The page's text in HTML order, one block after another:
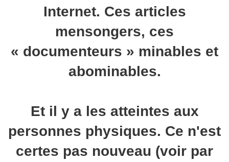
Internet. Ces articles
mensongers, ces
« documenteurs » minables et
abominables.
Et il y a les atteintes aux
personnes physiques. Ce n'est
certes pas nouveau (voir par